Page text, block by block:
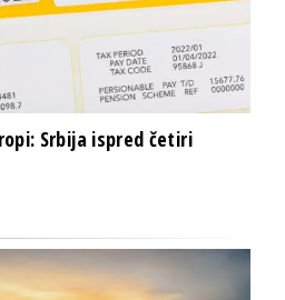
Srbija ispred četiri